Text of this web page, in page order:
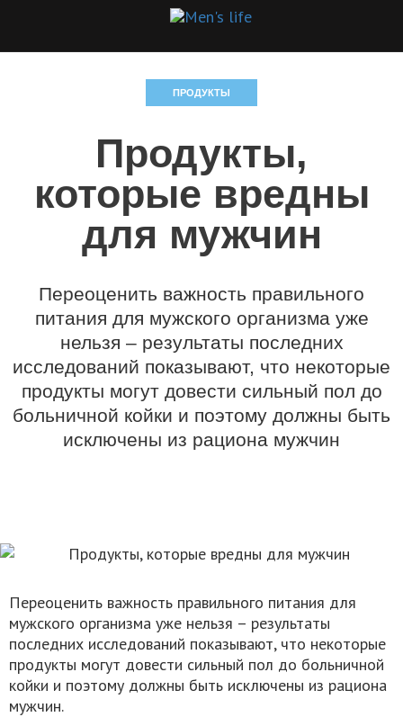
ПРОДУКТЫ
Продукты,
которые вредны
для мужчин
Переоценить важность правильного
питания для мужского организма уже
нельзя – результаты последних
исследований показывают, что некоторые
продукты могут довести сильный пол до
больничной койки и поэтому должны быть
исключены из рациона мужчин
Переоценить важность правильного питания для
мужского организма уже нельзя – результаты
последних исследований показывают, что некоторые
продукты могут довести сильный пол до больничной
койки и поэтому должны быть исключены из рациона
мужчин.